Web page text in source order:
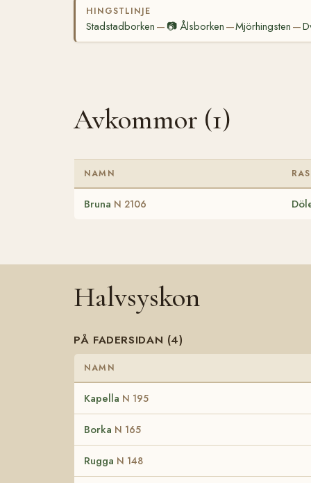
HINGSTLINJE
Stadstadborken — 📷Ålsborken —Mjörhingsten —
Avkommor (1)
NAMN RAS
Bruna N 2106
Halvsyskon
PÅ FADERSIDAN (4)
NAMN
Kapella N 195
Borka N 165
Rugga N 148